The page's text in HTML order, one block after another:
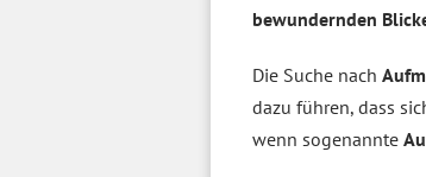
bewundernden
Die Suche nach
dazu führen, dass
wenn sogenannte